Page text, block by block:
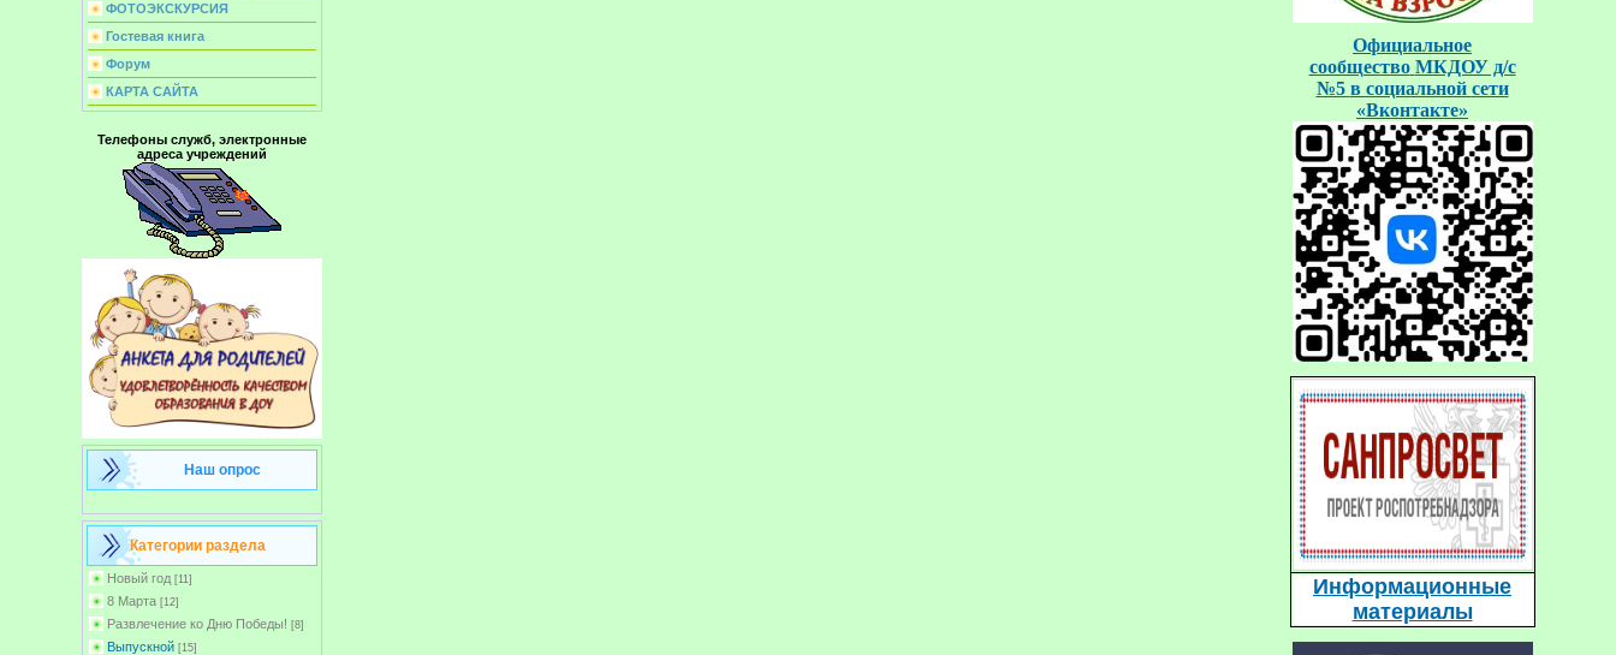
ФОТОЭКСКУРСИЯ
Гостевая книга
Форум
КАРТА САЙТА
Телефоны служб, электронные
адреса учреждений
Наш опрос
Категории раздела
Новый год [11]
8 Марта [12]
Развлечение ко Дню Победы! [8]
Выпускной [15]
Официальное
сообщество МКДОУ д/с
№5 в социальной сети
«Вконтакте»
Информационные
материалы